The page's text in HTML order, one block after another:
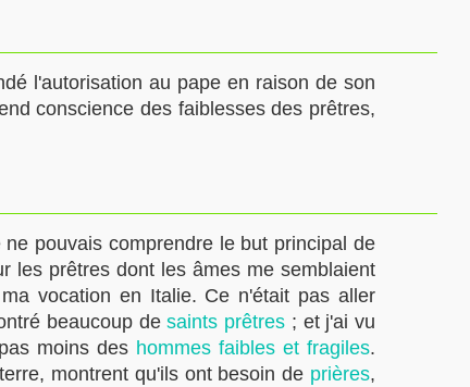
l'autorisation au pape en raison de son
conscience des faiblesses des prêtres,
pouvais comprendre le but principal de
les prêtres dont les âmes me semblaient
vocation en Italie. Ce n'était pas aller
beaucoup desaints prêtres ; et j'ai vu
moins des hommes faibles et fragiles.
montrent qu'ils ont besoin de prières,